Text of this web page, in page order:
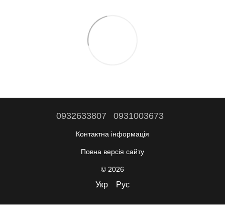
0932633807 0931003673
Контактна інформація
Повна версія сайту
© 2026
Укр Рус